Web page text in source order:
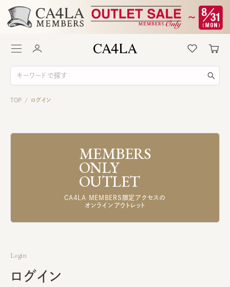
TOP / ログイン
MEMBERS
ONLY
OUTLET
CA4LA MEMBERS限定アクセスの
オンラインアウトレット
Login
ログイン